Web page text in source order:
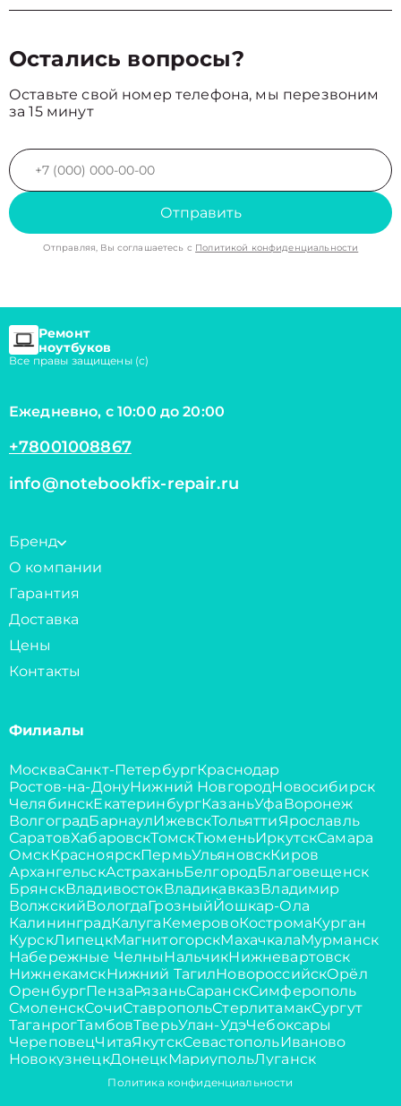
Остались вопросы?
Оставьте свой номер телефона, мы перезвоним
за 15 минут
Отправить
Отправляя, Вы соглашаетесь с Политикой конфиденциальности
Ремонт
ноутбуков
Все правы защищены (с)
Ежедневно, с 10:00 до 20:00
+78001008867
info@notebookfix-repair.ru
Бренд
О компании
Гарантия
Доставка
Цены
Контакты
Филиалы
МоскваСанкт-ПетербургКраснодар
Ростов-на-ДонуНижний НовгородНовосибирск
ЧелябинскЕкатеринбургКазаньУфаВоронеж
ВолгоградБарнаулИжевскТольяттиЯрославль
СаратовХабаровскТомскТюменьИркутскСамара
ОмскКрасноярскПермьУльяновскКиров
АрхангельскАстраханьБелгородБлаговещенск
БрянскВладивостокВладикавказВладимир
ВолжскийВологдаГрозныйЙошкар-Ола
КалининградКалугаКемеровоКостромаКурган
КурскЛипецкМагнитогорскМахачкалаМурманск
Набережные ЧелныНальчикНижневартовск
НижнекамскНижний ТагилНовороссийскОрёл
ОренбургПензаРязаньСаранскСимферополь
СмоленскСочиСтавропольСтерлитамакСургут
ТаганрогТамбовТверьУлан-УдэЧебоксары
ЧереповецЧитаЯкутскСевастопольИваново
НовокузнецкДонецкМариупольЛуганск
Политика конфиденциальности